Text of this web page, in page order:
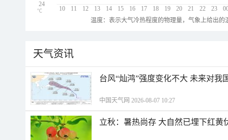
10 11 12 13 14 15 16 17 18 19 20 21 22 23
24
℃
温度：表示大气冷热程度的物理量，气象上给出
天气资讯
台风“灿鸿”强度变化不大 未来对我
中国天气网 2026-08-07 10:27
立秋：暑热尚存 大自然已埋下红黄